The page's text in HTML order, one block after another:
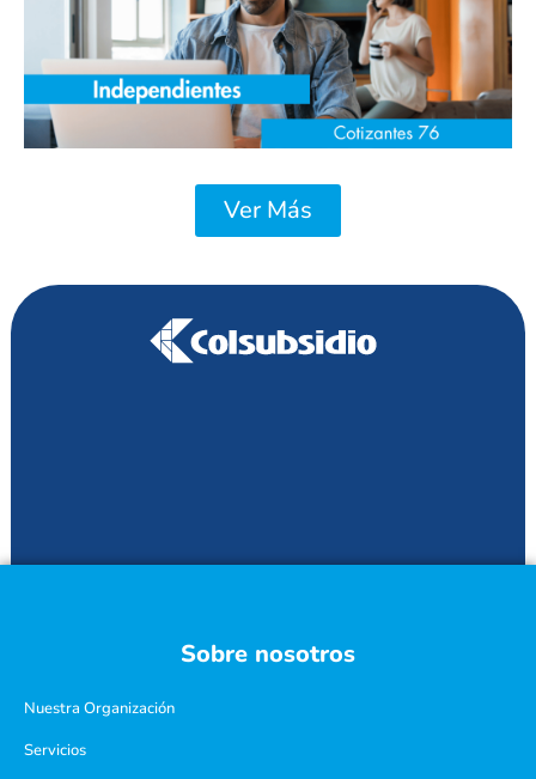
Ver Más
Sobre nosotros
Nuestra Organización
Servicios